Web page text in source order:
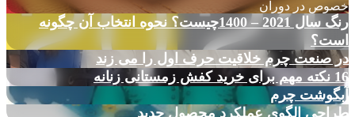
خصوص در دوران
رنگ سال 2021 – 1400چیست؟ نحوه انتخاب آن چگونه
است؟
در صنعت چرم خلاقیت حرف اول را می زند
16 نکته مهم برای خرید کفش زمستانی زنانه
آبگوشت چرم
طراحی الگوی عملکرد محصول جدید